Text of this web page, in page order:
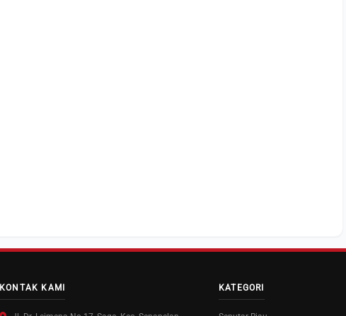
KONTAK KAMI KATEGORI